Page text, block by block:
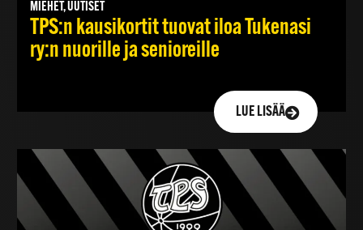
MIEHET, UUTISET
TPS:n kausikortit tuovat iloa Tukenasi
ry:n nuorille ja senioreille
LUE LISÄÄ